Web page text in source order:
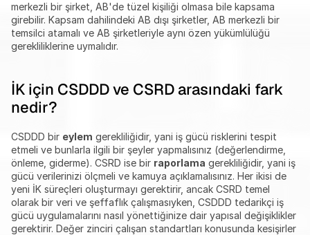
merkezli bir şirket, AB'de tüzel kişiliği olmasa bile kapsama
girebilir. Kapsam dahilindeki AB dışı şirketler, AB merkezli bir
temsilci atamalı ve AB şirketleriyle aynı özen yükümlülüğü
gerekliliklerine uymalıdır.
İK için CSDDD ve CSRD arasındaki fark
nedir?
CSDDD bir eylem gerekliliğidir, yani iş gücü risklerini tespit
etmeli ve bunlarla ilgili bir şeyler yapmalısınız (değerlendirme,
önleme, giderme). CSRD ise bir raporlama gerekliliğidir, yani iş
gücü verilerinizi ölçmeli ve kamuya açıklamalısınız. Her ikisi de
yeni İK süreçleri oluşturmayı gerektirir, ancak CSRD temel
olarak bir veri ve şeffaflık çalışmasıyken, CSDDD tedarikçi iş
gücü uygulamalarını nasıl yönettiğinize dair yapısal değişiklikler
gerektirir. Değer zinciri çalışan standartları konusunda kesişirler